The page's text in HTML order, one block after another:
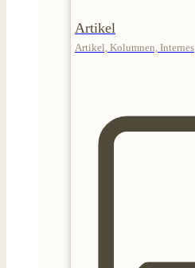
Artikel
Artikel, Kolumnen, Internes